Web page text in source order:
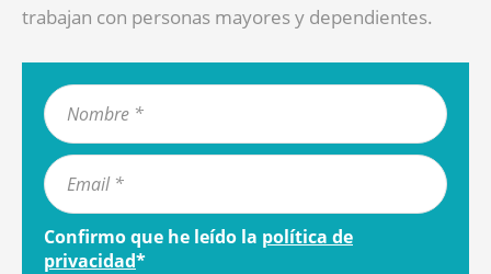
trabajan con personas mayores y dependientes.
Confirmo que he leído la política de
privacidad*